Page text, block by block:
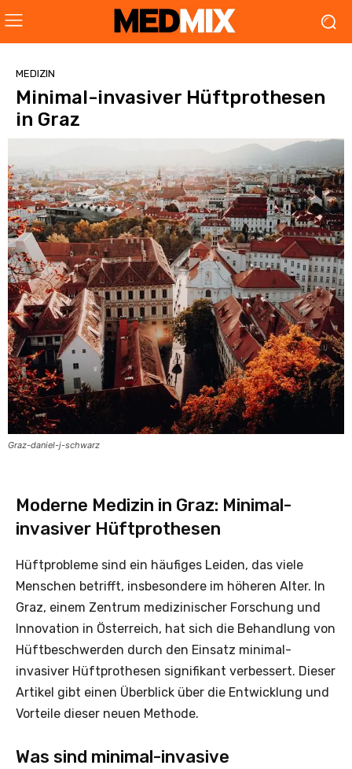
MEDIZIN
Minimal-invasiver Hüftprothesen
in Graz
Graz-daniel-j-schwarz
Moderne Medizin in Graz: Minimal-
invasiver Hüftprothesen
Hüftprobleme sind ein häufiges Leiden, das viele
Menschen betrifft, insbesondere im höheren Alter. In
Graz, einem Zentrum medizinischer Forschung und
Innovation in Österreich, hat sich die Behandlung von
Hüftbeschwerden durch den Einsatz minimal-
invasiver Hüftprothesen signifikant verbessert. Dieser
Artikel gibt einen Überblick über die Entwicklung und
Vorteile dieser neuen Methode.
Was sind minimal-invasive